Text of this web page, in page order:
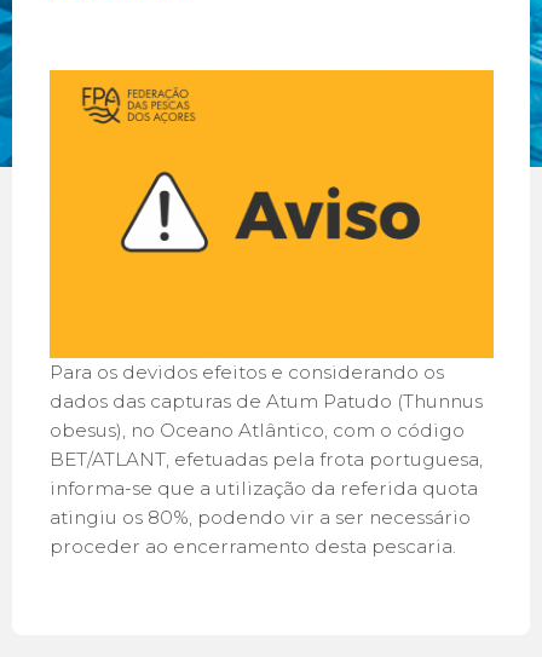
Para os devidos efeitos e considerando os
dados das capturas de Atum Patudo (Thunnus
obesus), no Oceano Atlântico, com o código
BET/ATLANT, efetuadas pela frota portuguesa,
informa-se que a utilização da referida quota
atingiu os 80%, podendo vir a ser necessário
proceder ao encerramento desta pescaria.